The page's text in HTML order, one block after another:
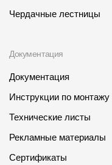
Чердачные лестницы
Документация
Документация
Инструкции по монтажу
Технические листы
Рекламные материалы
Сертификаты